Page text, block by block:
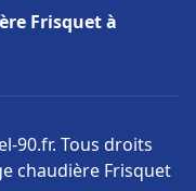
Frisquet à
90.fr. Tous droits
chaudière Frisquet